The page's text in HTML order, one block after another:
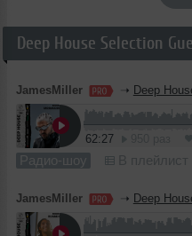
Deep House Selection
JamesMiller ➝ Deep House Selection
62:27
Радио-шоу В плейлист
JamesMiller ➝ Deep House Selection